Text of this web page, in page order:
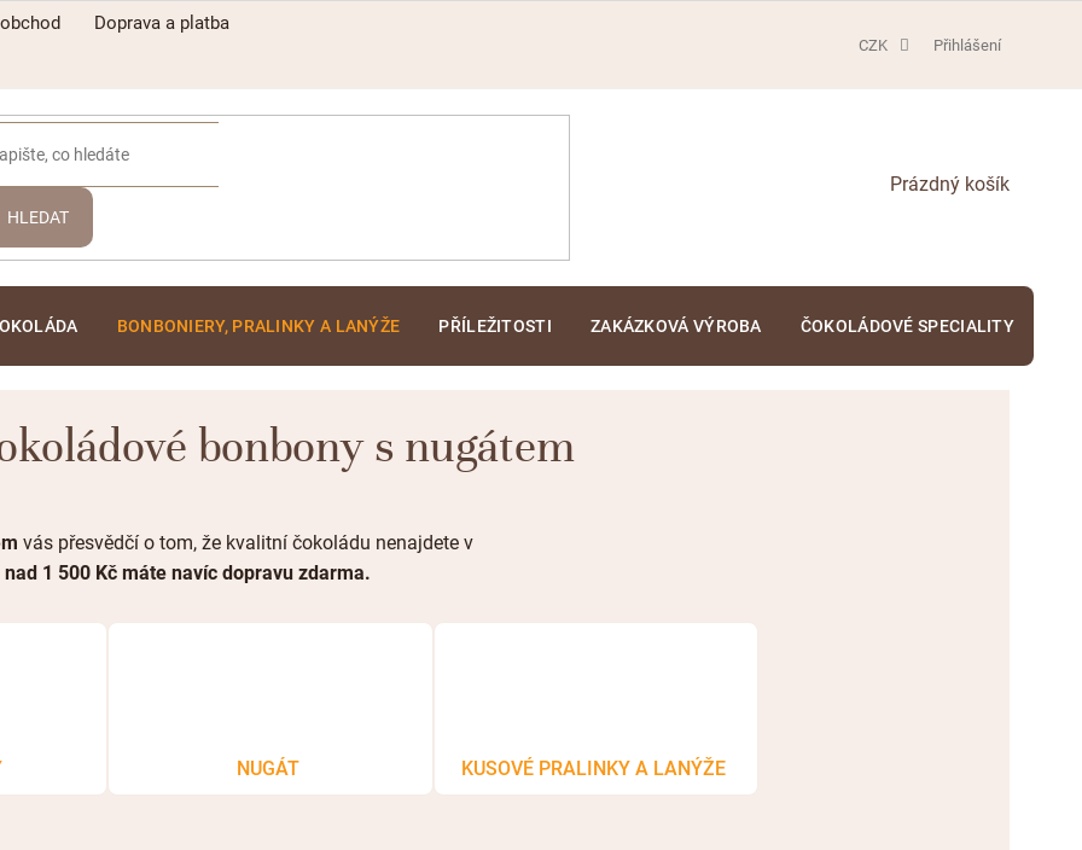
Doprava a platba
CZK Přihlášení
HLEDAT
NÁKUPNÍ
BONBONIERY, PRALINKY A LANÝŽE PŘÍLEŽITOSTI ZAKÁZKOVÁ VÝROBA ČOKOLÁDOVÉ SPECIALITY
bonbony s nugátem
vás přesvědčí o tom, že kvalitní čokoládu nenajdete v
1 500 Kč máte navíc dopravu zdarma.
NUGÁT KUSOVÉ PRALINKY A LANÝŽE